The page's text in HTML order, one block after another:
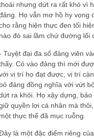
nhưng dứt ra rất khó vì
Họ vẫn mơ hồ hy vọng
rằng hiện thực đen tối
nào đó sai lầm chứ đường lối
Tuyệt đại đa số đảng viên
Có vào đảng thì mới
vị trí họ đạt được, vị trí
bỏ đảng đồng nghĩa với vứt
ra khỏi. Họ xậy dựng,
quyền lợi cá nhân mà
một thực thể đã mục ruỗng.
là một đặc điểm riêng